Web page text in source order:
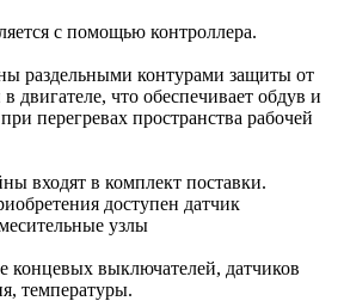
с помощью контроллера.
раздельными контурами защиты от
двигателе, что обеспечивает обдув и
перегревах пространства рабочей
входят в комплект поставки.
доступен датчик
узлы
выключателей, датчиков
температуры.